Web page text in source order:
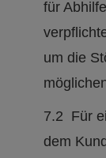
für
um die
7.2 Für
dem